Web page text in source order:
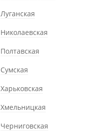
Луганская
Николаевская
Полтавская
Сумская
Харьковская
Хмельницкая
Черниговская